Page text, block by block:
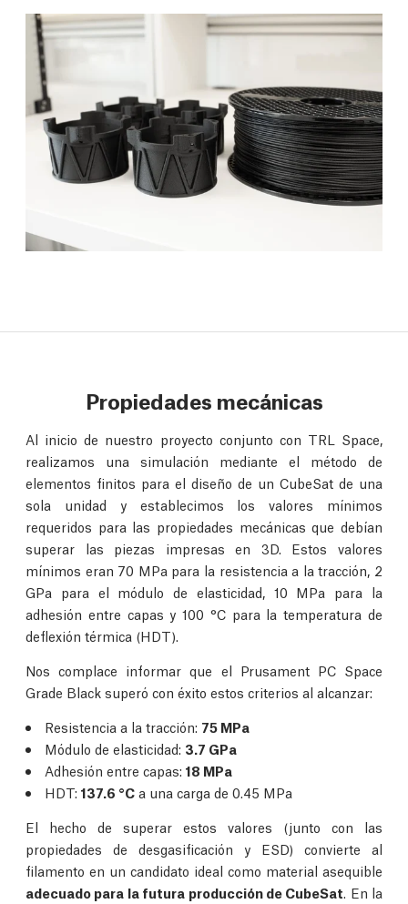
Propiedades mecánicas
Al inicio de nuestro proyecto conjunto con TRL Space,
realizamos una simulación mediante el método de
elementos finitos para el diseño de un CubeSat de una
sola unidad y establecimos los valores mínimos
requeridos para las propiedades mecánicas que debían
superar las piezas impresas en 3D. Estos valores
mínimos eran 70 MPa para la resistencia a la tracción, 2
GPa para el módulo de elasticidad, 10 MPa para la
adhesión entre capas y 100 °C para la temperatura de
deflexión térmica (HDT).
Nos complace informar que el Prusament PC Space
Grade Black superó con éxito estos criterios al alcanzar:
Resistencia a la tracción: 75 MPa
Módulo de elasticidad: 3.7 GPa
Adhesión entre capas: 18 MPa
HDT: 137.6 °C a una carga de 0.45 MPa
El hecho de superar estos valores (junto con las
propiedades de desgasificación y ESD) convierte al
filamento en un candidato ideal como material asequible
adecuado para la futura producción de CubeSat. En la